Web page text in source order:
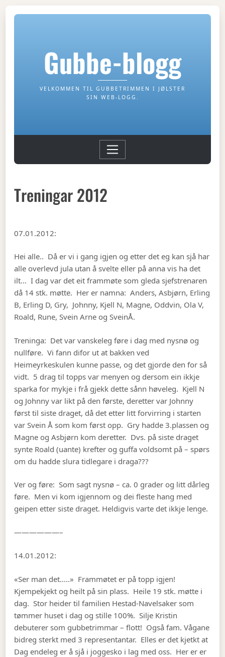
Gubbe-blogg
VELKOMMEN TIL GUBBETRIMMEN I JØLSTER
SIN WEB-LOGG.
Treningar 2012
07.01.2012:
Hei alle.. Då er vi i gang igjen og etter det eg kan sjå har
alle overlevd jula utan å svelte eller på anna vis ha det
ilt… I dag var det eit frammøte som gleda sjefstrenaren
då 14 stk. møtte. Her er namna: Anders, Asbjørn, Erling
B, Erling D, Gry, Johnny, Kjell N, Magne, Oddvin, Ola V,
Roald, Rune, Svein Arne og SveinÅ.
Treninga: Det var vanskeleg føre i dag med nysnø og
nullføre. Vi fann difor ut at bakken ved
Heimeyrkeskulen kunne passe, og det gjorde den for så
vidt. 5 drag til topps var menyen og dersom ein ikkje
sparka for mykje i frå gjekk dette sånn høveleg. Kjell N
og Johnny var likt på den første, deretter var Johnny
først til siste draget, då det etter litt forvirring i starten
var Svein Å som kom først opp. Gry hadde 3.plassen og
Magne og Asbjørn kom deretter. Dvs. på siste draget
synte Roald (uante) krefter og guffa voldsomt på – spørs
om du hadde slura tidlegare i draga???
Ver og føre: Som sagt nysnø – ca. 0 grader og litt dårleg
føre. Men vi kom igjennom og dei fleste hang med
geipen etter siste draget. Heldigvis varte det ikkje lenge.
——————–
14.01.2012:
«Ser man det…..» Frammøtet er på topp igjen!
Kjempekjekt og heilt på sin plass. Heile 19 stk. møtte i
dag. Stor heider til familien Hestad-Navelsaker som
tømmer huset i dag og stille 100%. Silje Kristin
debuterer som gubbetrimmar – flott! Også fam. Vågane
bidreg sterkt med 3 representantar. Elles er det kjetkt at
Dag endeleg er å sjå i joggesko i lag med oss. Her er er